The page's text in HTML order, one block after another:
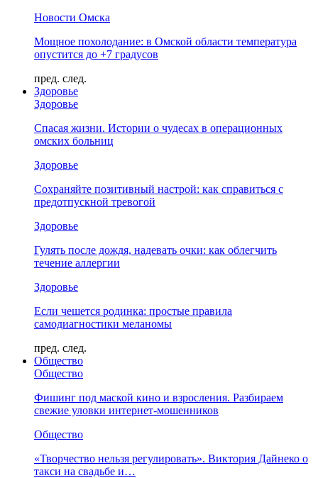
Новости Омска
Мощное похолодание: в Омской области температура
опустится до +7 градусов
пред. след.
Здоровье
Здоровье
Спасая жизни. Истории о чудесах в операционных
омских больниц
Здоровье
Сохраняйте позитивный настрой: как справиться с
предотпускной тревогой
Здоровье
Гулять после дождя, надевать очки: как облегчить
течение аллергии
Здоровье
Если чешется родинка: простые правила
самодиагностики меланомы
пред. след.
Общество
Общество
Фишинг под маской кино и взросления. Разбираем
свежие уловки интернет-мошенников
Общество
«Творчество нельзя регулировать». Виктория Дайнеко о
такси на свадьбе и…